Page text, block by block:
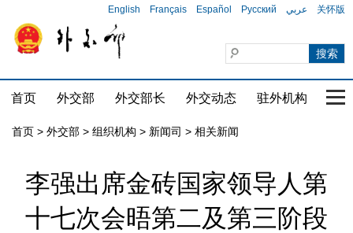
English Français Español Русский عربي 关怀版
首页 外交部 外交部长 外交动态 驻外机构 国
首页 > 外交部 > 组织机构 > 新闻司 > 相关新闻
李强出席金砖国家领导人第
十七次会晤第二及第三阶段